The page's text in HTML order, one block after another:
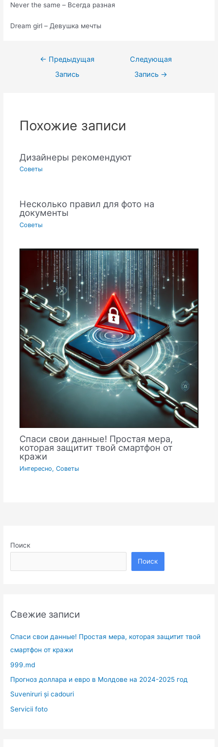
Never the same – Всегда разная
Dream girl – Девушка мечты
Навигация
← Предыдущая
Запись
Следующая
Запись →
Похожие записи
Дизайнеры рекомендуют
Советы
Несколько правил для фото на
документы
Советы
Спаси свои данные! Простая мера,
которая защитит твой смартфон от
кражи
Интересно,Советы
Поиск
Поиск
Свежие записи
Спаси свои данные! Простая мера, которая защитит твой
смартфон от кражи
999.md
Прогноз доллара и евро в Молдове на 2024-2025 год
Suveniruri și cadouri
Servicii foto